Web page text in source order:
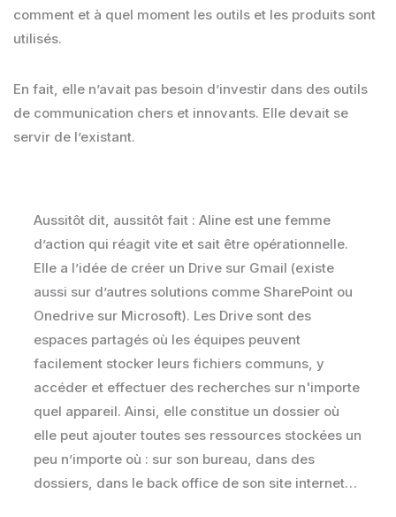
comment et à quel moment les outils et les produits sont
utilisés.
En fait, elle n’avait pas besoin d’investir dans des outils
de communication chers et innovants. Elle devait se
servir de l’existant.
Aussitôt dit, aussitôt fait : Aline est une femme
d’action qui réagit vite et sait être opérationnelle.
Elle a l’idée de créer un Drive sur Gmail (existe
aussi sur d’autres solutions comme SharePoint ou
Onedrive sur Microsoft). Les Drive sont des
espaces partagés où les équipes peuvent
facilement stocker leurs fichiers communs, y
accéder et effectuer des recherches sur n'importe
quel appareil. Ainsi, elle constitue un dossier où
elle peut ajouter toutes ses ressources stockées un
peu n’importe où : sur son bureau, dans des
dossiers, dans le back office de son site internet…